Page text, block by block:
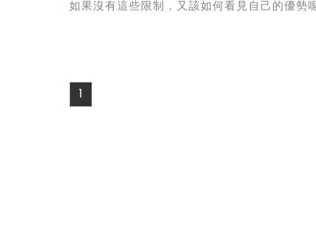
如果沒有這些限制，又該如何看見自己的優勢
1